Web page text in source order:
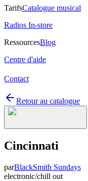
TarifsCatalogue musical
Radios In-store
RessourcesBlog
Centre d'aide
Contact
Retour au catalogue
Cincinnati
parBlackSmith Sundays
electronic/chill out